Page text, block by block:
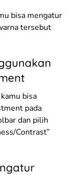
bisa mengatur
tersebut
bisa
pada
dan pilih
Contrast”